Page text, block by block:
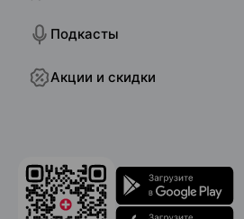
Подкасты
Акции и скидки